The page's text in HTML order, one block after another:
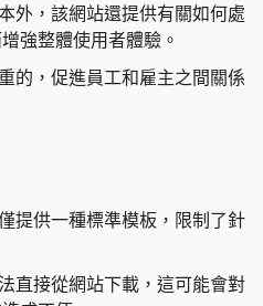
外，該網站還提供有關如何處
強整體使用者體驗。
的，促進員工和雇主之間關係
提供一種標準模板，限制了針
直接從網站下載，這可能會對